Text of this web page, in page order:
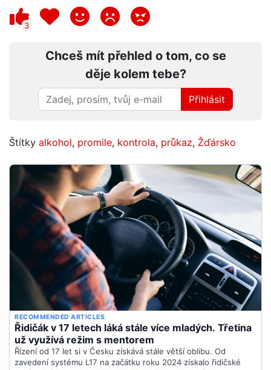
3
Chceš mít přehled o tom, co se
děje kolem tebe?
Přihlásit
Štítky alkohol, promile, kontrola, průkaz, Žďársko